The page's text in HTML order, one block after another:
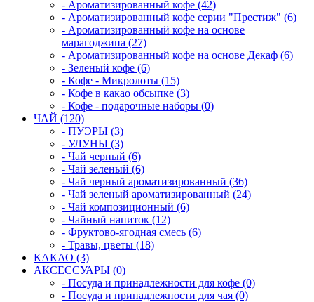
- Ароматизированный кофе (42)
- Ароматизированный кофе серии "Престиж" (6)
- Ароматизированный кофе на основе
марагоджипа (27)
- Ароматизированный кофе на основе Декаф (6)
- Зеленый кофе (6)
- Кофе - Микролоты (15)
- Кофе в какао обсыпке (3)
- Кофе - подарочные наборы (0)
ЧАЙ (120)
- ПУЭРЫ (3)
- УЛУНЫ (3)
- Чай черный (6)
- Чай зеленый (6)
- Чай черный ароматизированный (36)
- Чай зеленый ароматизированный (24)
- Чай композиционный (6)
- Чайный напиток (12)
- Фруктово-ягодная смесь (6)
- Травы, цветы (18)
КАКАО (3)
АКСЕССУАРЫ (0)
- Посуда и принадлежности для кофе (0)
- Посуда и принадлежности для чая (0)